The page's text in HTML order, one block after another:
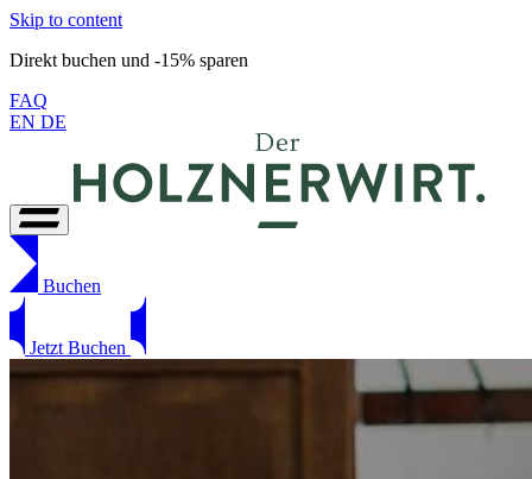
Skip to content
Direkt buchen und -15% sparen
FAQ
EN DE
Buchen
Jetzt Buchen